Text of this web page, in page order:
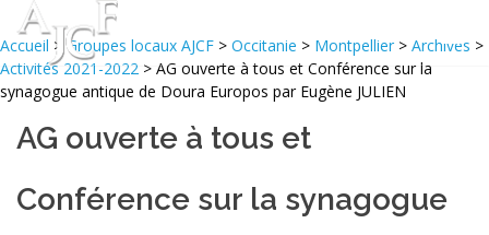
Accueil >Groupes locaux AJCF > Occitanie > Montpellier > Archives >
Activités 2021-2022 > AG ouverte à tous et Conférence sur la
synagogue antique de Doura Europos par Eugène JULIEN
AG ouverte à tous et
Conférence sur la synagogue